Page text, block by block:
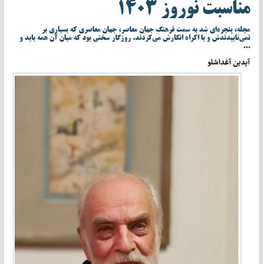
مناسبت نوروز ۱۴۰۳
مجله، پنجره‌ای شد به سمت فرهنگ جهان معاصر، جهان معاصری که بسیاری بر
نمی‌تابیدندش و با اکراه انکارش می‌کردند. روزگار سختی بود که میان آن همه باید و
...
آیدین آغداشلو